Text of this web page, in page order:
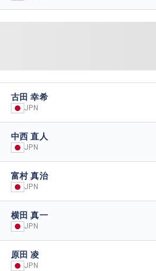
古田 幸希
JPN
中西 直人
JPN
富村 真治
JPN
横田 真一
JPN
原田 凌
JPN